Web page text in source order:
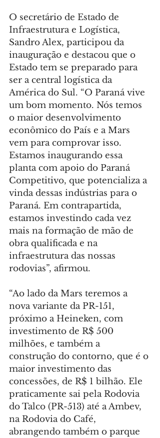
O secretário de Estado de
Infraestrutura e Logística,
Sandro Alex, participou da
inauguração e destacou que o
Estado tem se preparado para
ser a central logística da
América do Sul. “O Paraná vive
um bom momento. Nós temos
o maior desenvolvimento
econômico do País e a Mars
vem para comprovar isso.
Estamos inaugurando essa
planta com apoio do Paraná
Competitivo, que potencializa a
vinda dessas indústrias para o
Paraná. Em contrapartida,
estamos investindo cada vez
mais na formação de mão de
obra qualificada e na
infraestrutura das nossas
rodovias”, afirmou.
“Ao lado da Mars teremos a
nova variante da PR-151,
próximo a Heineken, com
investimento de R$ 500
milhões, e também a
construção do contorno, que é o
maior investimento das
concessões, de R$ 1 bilhão. Ele
praticamente sai pela Rodovia
do Talco (PR-513) até a Ambev,
na Rodovia do Café,
abrangendo também o parque